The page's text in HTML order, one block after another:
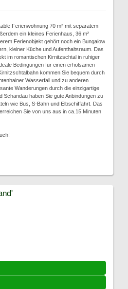
Ferienwohnung 70 m² mit separatem
ein kleines Ferienhaus, 36 m²
Ferienobjekt gehört noch ein Bungalow
kleiner Küche und Aufenthaltsraum. Das
im romantischen Kirnitzschtal in ruhiger
Bedingungen für einen erholsamen
kommen Sie bequem durch
Wasserfall und zu anderen
Wanderungen durch die einzigartige
Schandau haben Sie gute Anbindungen zu
wie Bus, S-Bahn und Elbschiffahrt. Das
Sie von uns aus in ca.15 Minuten